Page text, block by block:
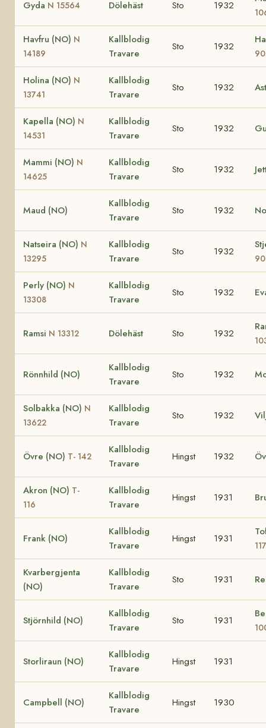
Gyda N 15564 Dölehäst Sto 1932
Havfru (NO) N
14189
Kallblodig
Travare
Sto 1932
Holina (NO) N
13741
Kallblodig
Travare
Sto 1932
Kapella (NO) N
14531
Kallblodig
Travare
Sto 1932
Mammi (NO) N
14625
Kallblodig
Travare
Sto 1932
Maud (NO)
Kallblodig
Travare
Sto 1932
Natseira (NO) N
13295
Kallblodig
Travare
Sto 1932
Perly (NO) N
13308
Kallblodig
Travare
Sto 1932
Ramsi N 13312 Dölehäst Sto 1932
Rönnhild (NO)
Kallblodig
Travare
Sto 1932
Solbakka (NO) N
13622
Kallblodig
Travare
Sto 1932
Övre (NO) T- 142
Kallblodig
Travare
Hingst 1932
Akron (NO) T-
116
Kallblodig
Travare
Hingst 1931
Frank (NO)
Kallblodig
Travare
Hingst 1931
Kvarbergjenta
(NO)
Kallblodig
Travare
Sto 1931
Stjörnhild (NO)
Kallblodig
Travare
Sto 1931
Storliraun (NO)
Kallblodig
Travare
Hingst 1931
Campbell (NO)
Kallblodig
Travare
Hingst 1930